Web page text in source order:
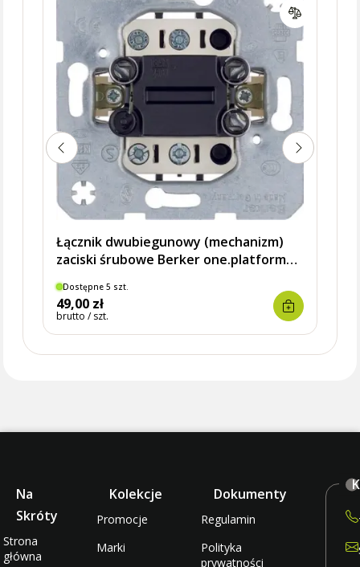
Łącznik dwubiegunowy (mechanizm)
zaciski śrubowe Berker one.platform
Dostępne 5 szt.
49,00 zł
brutto / szt.
Na
Skróty
Strona
główna
Kolekcje
Promocje
Marki
Dokumenty
Regulamin
Polityka
prywatności